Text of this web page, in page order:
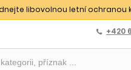
libovolnou letní ochranou
+420